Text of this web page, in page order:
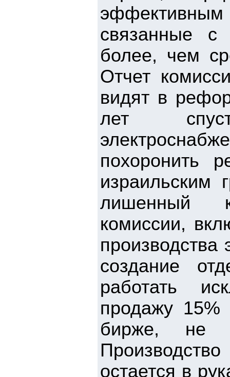
эффективным
связанные
более, чем
Отчет
видят в
лет
похоронить
израильским
лишенный
комиссии,
производства
создание
работать
продажу 15%
бирже, не
остается в